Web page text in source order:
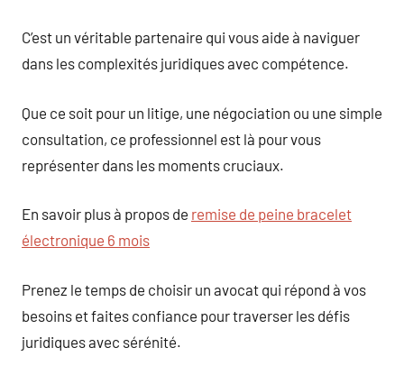
C’est un véritable partenaire qui vous aide à naviguer
dans les complexités juridiques avec compétence.
Que ce soit pour un litige, une négociation ou une simple
consultation, ce professionnel est là pour vous
représenter dans les moments cruciaux.
En savoir plus à propos de remise de peine bracelet
électronique 6 mois
Prenez le temps de choisir un avocat qui répond à vos
besoins et faites confiance pour traverser les défis
juridiques avec sérénité.